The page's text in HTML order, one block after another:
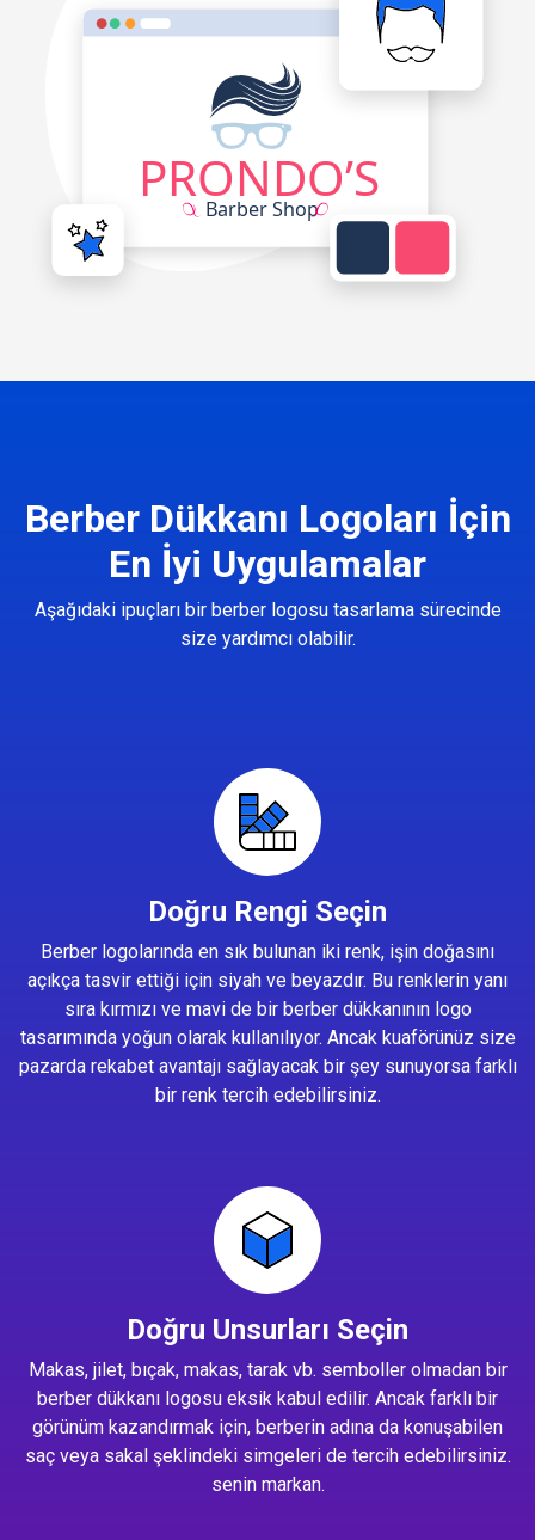
Berber Dükkanı Logoları İçin
En İyi Uygulamalar
Aşağıdaki ipuçları bir berber logosu tasarlama sürecinde
size yardımcı olabilir.
Doğru Rengi Seçin
Berber logolarında en sık bulunan iki renk, işin doğasını
açıkça tasvir ettiği için siyah ve beyazdır. Bu renklerin yanı
sıra kırmızı ve mavi de bir berber dükkanının logo
tasarımında yoğun olarak kullanılıyor. Ancak kuaförünüz size
pazarda rekabet avantajı sağlayacak bir şey sunuyorsa farklı
bir renk tercih edebilirsiniz.
Doğru Unsurları Seçin
Makas, jilet, bıçak, makas, tarak vb. semboller olmadan bir
berber dükkanı logosu eksik kabul edilir. Ancak farklı bir
görünüm kazandırmak için, berberin adına da konuşabilen
saç veya sakal şeklindeki simgeleri de tercih edebilirsiniz.
senin markan.